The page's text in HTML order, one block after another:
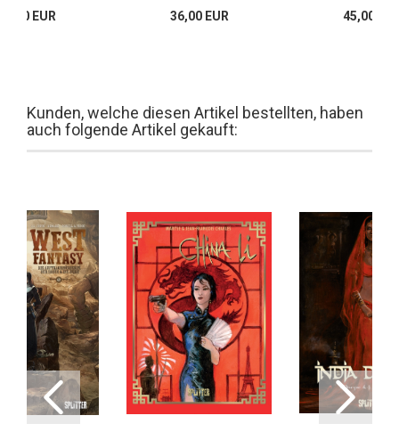
EUR 36,00 EUR 45,00
Kunden, welche diesen Artikel bestellten, haben
auch folgende Artikel gekauft: